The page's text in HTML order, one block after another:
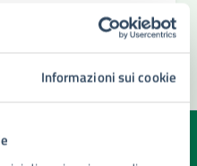
Informazioni sui cookie
su questa